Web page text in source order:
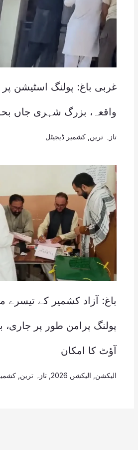
غربی باغ: پولنگ اسٹیشن
واقعہ، بزرگ شہری جاں
تازہ ترین کشمیر ڈیجیٹل
باغ: آزاد کشمیر کے تیسرے
پولنگ پرامن طور پر جاری،
آؤٹ کا امکان
الیکشن الیکشن 2026 , تازہ ترین